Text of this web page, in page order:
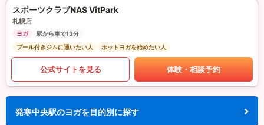
スポーツクラブNAS VitPark
札幌店
ヨガ
駅から車で13分
プール付きジムに通いたい人
ホットヨガを始めたい人
公式サイトを見る 体験・相談予約
発寒中央駅のヨガを目的別に探す